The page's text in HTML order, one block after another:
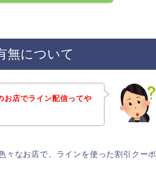
無について
お店でライン配信ってや
々なお店で、ラインを使った割引クーポ